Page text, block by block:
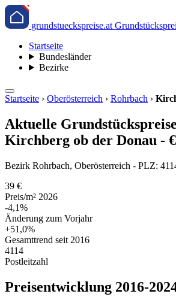
grundstueckspreise.at
Startseite
Bundesländer
Bezirke
Startseite › Oberösterreich › Rohrbach ›
Aktuelle
Kirchberg ob der Donau -
Bezirk Rohrbach, Oberösterreich - PLZ:
39 €
Preis/m² 2026
-4,1%
Änderung zum Vorjahr
+51,0%
Gesamttrend seit 2016
4114
Postleitzahl
Preisentwicklung 2016-